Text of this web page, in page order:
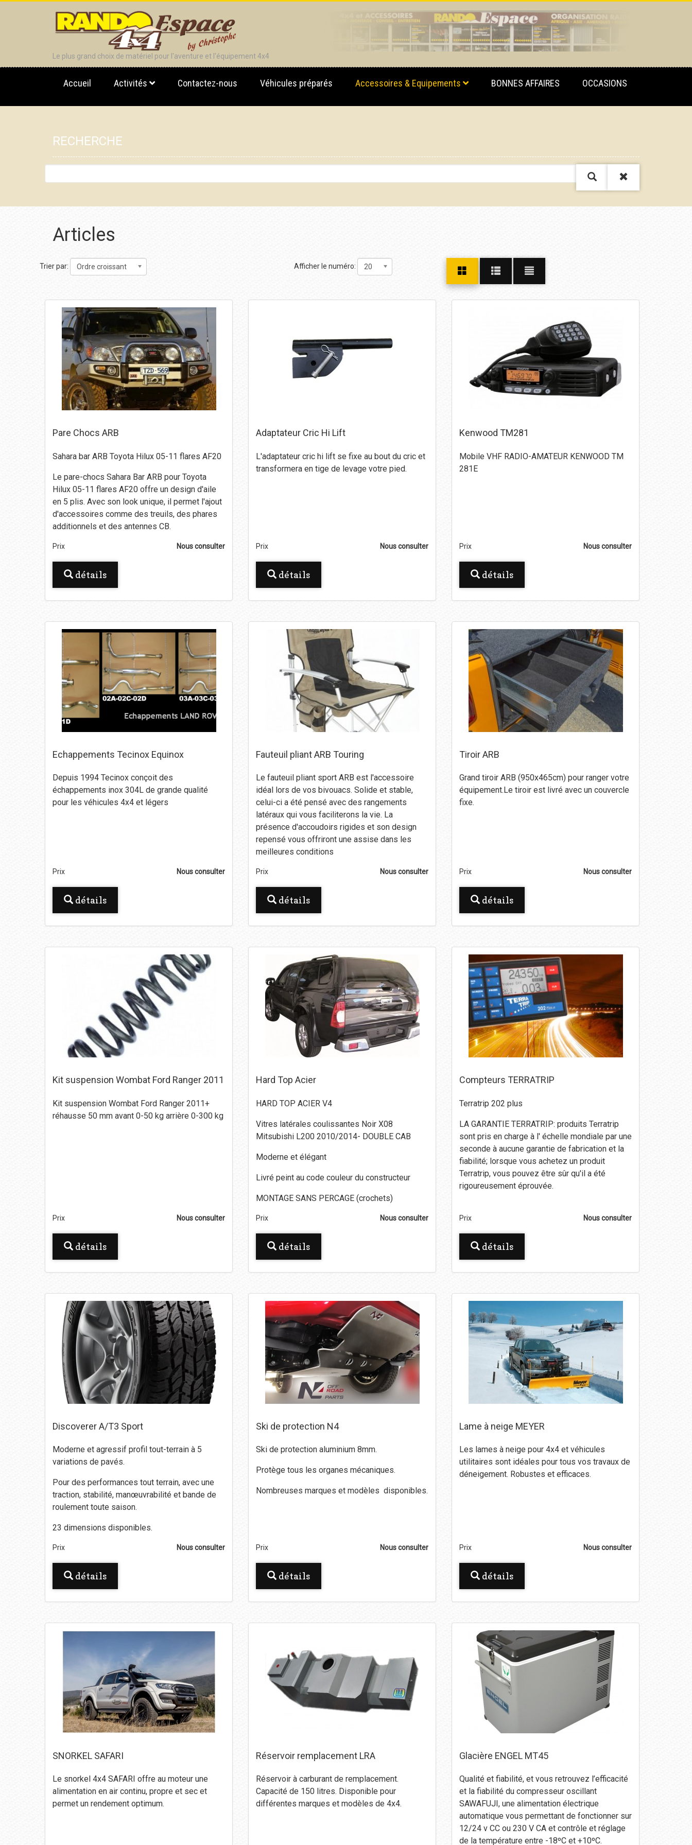
Le plus grand choix de matériel pour l'aventure et l'équipement 4x4
Accueil Activités Contactez-nous Véhicules préparés Accessoires & Equipements BONNES AFFAIRES OCCASIONS
RECHERCHE
Articles
Trier par: Ordre croissant Afficher le numéro: 20
Pare Chocs ARB
Sahara bar ARB Toyota Hilux 05-11 flares AF20
Le pare-chocs Sahara Bar ARB pour Toyota
Hilux 05-11 flares AF20 offre un design d'aile
en 5 plis. Avec son look unique, il permet l'ajout
d'accessoires comme des treuils, des phares
additionnels et des antennes CB.
Prix Nous consulter
détails
Adaptateur Cric Hi Lift
L'adaptateur cric hi lift se fixe au bout du cric et
transformera en tige de levage votre pied.
Prix Nous consulter
détails
Kenwood TM281
Mobile VHF RADIO-AMATEUR KENWOOD TM
281E
Prix Nous consulter
détails
Echappements Tecinox Equinox
Depuis 1994 Tecinox conçoit des
échappements inox 304L de grande qualité
pour les véhicules 4x4 et légers
Prix Nous consulter
détails
Fauteuil pliant ARB Touring
Le fauteuil pliant sport ARB est l'accessoire
idéal lors de vos bivouacs. Solide et stable,
celui-ci a été pensé avec des rangements
latéraux qui vous faciliterons la vie. La
présence d'accoudoirs rigides et son design
repensé vous offriront une assise dans les
meilleures conditions
Prix Nous consulter
détails
Tiroir ARB
Grand tiroir ARB (950x465cm) pour ranger votre
équipement.Le tiroir est livré avec un couvercle
fixe.
Prix Nous consulter
détails
Kit suspension Wombat Ford Ranger 2011
Kit suspension Wombat Ford Ranger 2011+
réhausse 50 mm avant 0-50 kg arrière 0-300 kg
Prix Nous consulter
détails
Hard Top Acier
HARD TOP ACIER V4
Vitres latérales coulissantes Noir X08
Mitsubishi L200 2010/2014- DOUBLE CAB
Moderne et élégant
Livré peint au code couleur du constructeur
MONTAGE SANS PERCAGE (crochets)
Prix Nous consulter
détails
Compteurs TERRATRIP
Terratrip 202 plus
LA GARANTIE TERRATRIP: produits Terratrip
sont pris en charge à l' échelle mondiale par une
seconde à aucune garantie de fabrication et la
fiabilité; lorsque vous achetez un produit
Terratrip, vous pouvez être sûr qu'il a été
rigoureusement éprouvée.
Prix Nous consulter
détails
Discoverer A/T3 Sport
Moderne et agressif profil tout-terrain à 5
variations de pavés.
Pour des performances tout terrain, avec une
traction, stabilité, manœuvrabilité et bande de
roulement toute saison.
23 dimensions disponibles.
Prix Nous consulter
détails
Ski de protection N4
Ski de protection aluminium 8mm.
Protège tous les organes mécaniques.
Nombreuses marques et modèles disponibles.
Prix Nous consulter
détails
Lame à neige MEYER
Les lames à neige pour 4x4 et véhicules
utilitaires sont idéales pour tous vos travaux de
déneigement. Robustes et efficaces.
Prix Nous consulter
détails
SNORKEL SAFARI
Le snorkel 4x4 SAFARI offre au moteur une
alimentation en air continu, propre et sec et
permet un rendement optimum.
Réservoir remplacement LRA
Réservoir à carburant de remplacement.
Capacité de 150 litres. Disponible pour
différentes marques et modèles de 4x4.
Glacière ENGEL MT45
Qualité et fiabilité, et vous retrouvez l’efficacité
et la fiabilité du compresseur oscillant
SAWAFUJI, une alimentation électrique
automatique vous permettant de fonctionner sur
12/24 v CC ou 230 V CA et contrôle et réglage
de la température entre -18ºC et +10ºC.